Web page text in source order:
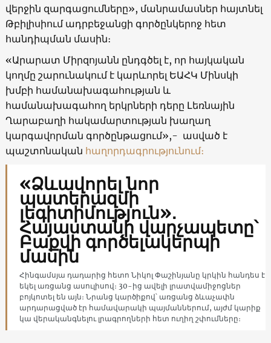
վերջին զարգացումները», մանրամասներ հայտնել
Թբիլիսիում ադրբեջանցի գործընկերոջ հետ
հանդիպման մասին։
«Արարատ Միրզոյանն ընդգծել է, որ հայկական
կողմը շարունակում է կարևորել ԵԱՀԿ Մինսկի
խմբի համանախագահության և
համանախագահող երկրների դերը Լեռնային
Ղարաբաղի հակամարտության խաղաղ
կարգավորման գործընթացում»,- ասված է
պաշտոնական հաղորդագրությունում։
«Ձևավորել նոր
պատերազմի
լեգիտիմություն»․
Հայաստանի վարչապետը՝
Բաքվի գործելակերպի
մասին
Հինգամսյա դադարից հետո Նիկոլ Փաշինյանը կրկին հանդես է
եկել առցանց ասուլիսով։ 30-ից ավելի լրատվամիջոցներ
բոյկոտել են այն։ Նրանց կարծիքով՝ առցանց ձևաչափն
արդարացված էր համավարակի պայմաններում, այժմ կարիք
կա վերականգնելու լրագրողների հետ ուղիղ շփումները։